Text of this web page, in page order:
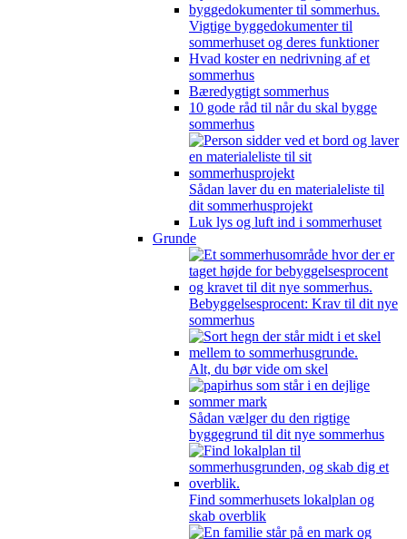
Vigtige byggedokumenter til
sommerhuset og deres funktioner
Hvad koster en nedrivning af et
sommerhus
Bæredygtigt sommerhus
10 gode råd til når du skal bygge
sommerhus
Sådan laver du en materialeliste til
dit sommerhusprojekt
Luk lys og luft ind i sommerhuset
Grunde
Bebyggelsesprocent: Krav til dit nye
sommerhus
Alt, du bør vide om skel
Sådan vælger du den rigtige
byggegrund til dit nye sommerhus
Find sommerhusets lokalplan og
skab overblik